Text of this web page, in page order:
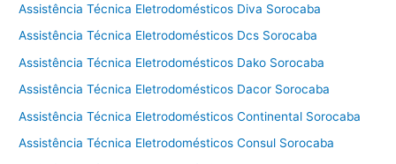
Assistência Técnica Eletrodomésticos Diva Sorocaba
Assistência Técnica Eletrodomésticos Dcs Sorocaba
Assistência Técnica Eletrodomésticos Dako Sorocaba
Assistência Técnica Eletrodomésticos Dacor Sorocaba
Assistência Técnica Eletrodomésticos Continental Sorocaba
Assistência Técnica Eletrodomésticos Consul Sorocaba